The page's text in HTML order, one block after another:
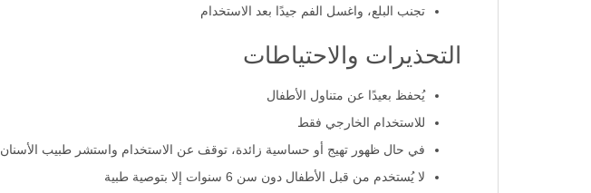
تجنب البلع، واغسل الفم جيدًا بعد الاستخدام
التحذيرات والاحتياطات
يُحفظ بعيدًا عن متناول الأطفال
للاستخدام الخارجي فقط
في حال ظهور تهيج أو حساسية زائدة، توقف عن الاستخدام واستشر طبيب الأسنان
لا يُستخدم من قبل الأطفال دون سن 6 سنوات إلا بتوصية طبية